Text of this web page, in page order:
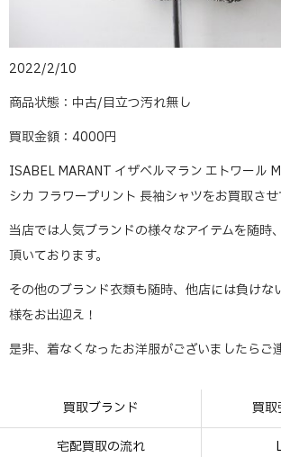
2022/2/10
商品状態：中古/目立つ汚れ無し
買取金額：4000円
ISABEL MARANT イザベルマラン エトワール
シカ フラワープリント 長袖シャツをお買取させ
当店では人気ブランドの様々なアイテムを随時
頂いております。
その他のブランド衣類も随時、他店には負けな
様をお出迎え！
是非、着なくなったお洋服がございましたらご
買取ブランド 買取
宅配買取の流れ